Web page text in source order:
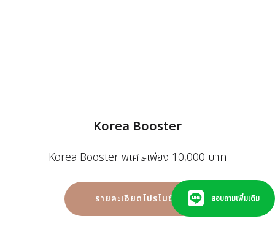
Korea Booster
Korea Booster พิเศษเพียง 10,000 บาท
รายละเอียดโปรโมชั่น สอบถามเพิ่มเติม